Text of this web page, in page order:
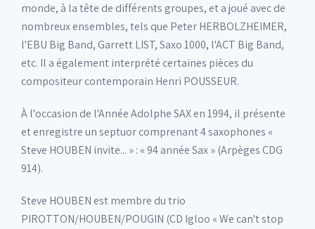
monde, à la tête de différents groupes, et a joué avec de
nombreux ensembles, tels que Peter HERBOLZHEIMER,
l'EBU Big Band, Garrett LIST, Saxo 1000, l'ACT Big Band,
etc. Il a également interprété certaines pièces du
compositeur contemporain Henri POUSSEUR.
À l'occasion de l'Année Adolphe SAX en 1994, il présente
et enregistre un septuor comprenant 4 saxophones «
Steve HOUBEN invite... » : « 94 année Sax » (Arpèges CDG
914).
Steve HOUBEN est membre du trio
PIROTTON/HOUBEN/POUGIN (CD Igloo « We can't stop